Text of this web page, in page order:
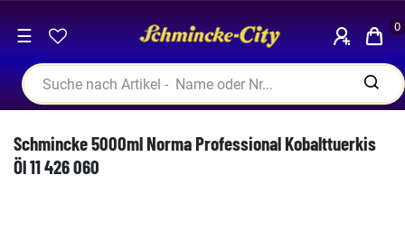
☰ 0
Schmincke 5000ml Norma Professional Kobalttuerkis
Öl 11 426 060